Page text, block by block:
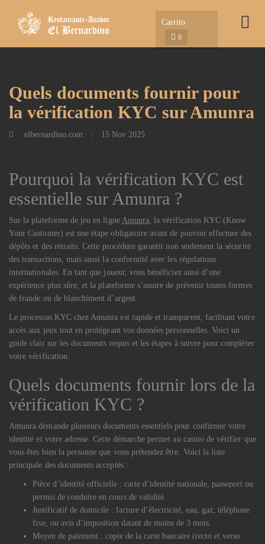
Carrito
0
Quels documents fournir pour
la vérification KYC sur Amunra
: elbernardino.com 15 Nov 2025
Pourquoi la vérification KYC est
essentielle sur Amunra ?
Sur la plateforme de jeu en ligne Amunra, la vérification KYC (Know
Your Customer) est une étape obligatoire avant de pouvoir effectuer des
dépôts et des retraits. Cette procédure garantit non seulement la sécurité
des transactions, mais aussi la conformité avec les régulations
internationales. En tant que joueur, vous bénéficiez ainsi d’une
expérience plus sûre, et la plateforme s’assure de prévenir toutes formes
de fraude ou de blanchiment d’argent.
Le processus KYC chez Amunra est rapide et transparent, facilitant votre
accès aux jeux tout en protégeant vos données personnelles. Voici un
guide clair sur les documents requis et les étapes à suivre pour compléter
votre vérification.
Quels documents fournir lors de la
vérification KYC ?
Amunra demande plusieurs documents essentiels pour confirmer votre
identité et votre adresse. Cette démarche permet au casino de vérifier que
vous êtes bien la personne que vous prétendez être. Voici la liste
principale des documents acceptés :
Pièce d’identité officielle : carte d’identité nationale, passeport ou
permis de conduire en cours de validité.
Justificatif de domicile : facture d’électricité, eau, gaz, téléphone
fixe, ou avis d’imposition datant de moins de 3 mois.
Moyen de paiement : copie de la carte bancaire (recto et verso